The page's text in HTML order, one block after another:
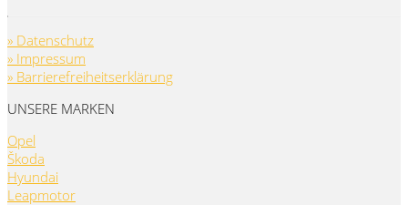
» Datenschutz
» Impressum
» Barrierefreiheitserklärung
UNSERE MARKEN
Opel
Škoda
Hyundai
Leapmotor